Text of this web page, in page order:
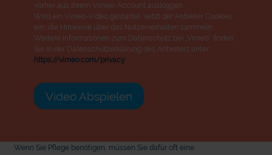
vorher aus Ihrem Vimeo-Account ausloggen.
Wird ein Vimeo-Video gestartet, setzt der Anbieter Cookies
ein, die Hinweise über das Nutzerverhalten sammeln.
Weitere Informationen zum Datenschutz bei „Vimeo“ finden
Sie in der Datenschutzerklärung des Anbieters unter:
https://vimeo.com/privacy
Video Abspielen
Wenn Sie Pflege benötigen, müssen Sie dafür oft eine